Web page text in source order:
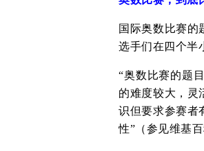
国际奥数比赛的
选手们在四个半
“奥数比赛的题
的难度较大，灵
识但要求参赛者
性”（参见维基百